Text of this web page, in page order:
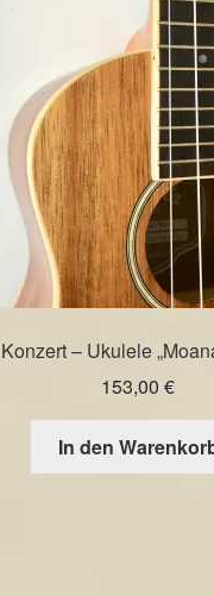
Konzert – Ukulele
153,00 €
In den